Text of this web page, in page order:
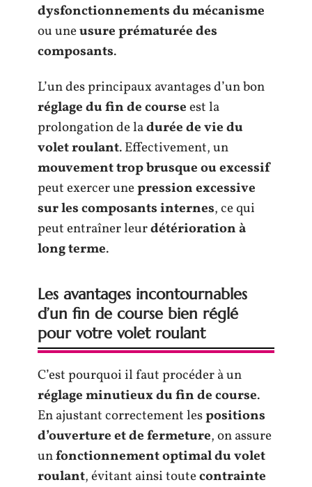
dysfonctionnements du mécanisme
ou uneusure prématurée des
composants.
L’un des principaux avantages d’un bon
réglage du fin de courseest la
prolongation de ladurée de vie du
volet roulant. Effectivement, un
mouvement trop brusque ou excessif
peut exercer unepression excessive
sur les composants internes, ce qui
peut entraîner leurdétérioration à
long terme.
Les avantages incontournables
d’un fin de course bien réglé
pour votre volet roulant
C’est pourquoi il faut procéder à un
réglage minutieux du fin de course.
En ajustant correctement lespositions
d’ouverture et de fermeture, on assure
unfonctionnement optimal du volet
roulant, évitant ainsi toutecontrainte